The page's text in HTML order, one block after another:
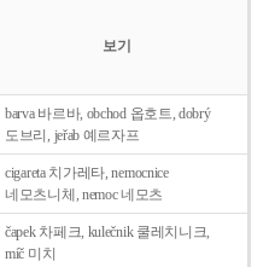
보기
barva 바르바, obchod 옵호트, dobrý
도브리, jeřab 예르자프
cigareta 치가레타, nemocnice
네모츠니체, nemoc 네모츠
čapek 차페크, kulečnik 쿨레치니크,
míč 미치